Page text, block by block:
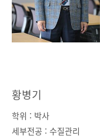
황병기
학위 : 박사
세부전공 : 수질관리